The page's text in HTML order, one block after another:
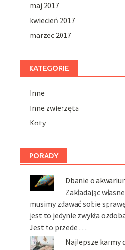
maj 2017
kwiecień 2017
marzec 2017
KATEGORIE
Inne
Inne zwierzęta
Koty
PORADY
Dbanie o
Zakładając
musimy zdawać sobie
jest to jedynie zwykła
Jest to przede …
Najlepsze karmy